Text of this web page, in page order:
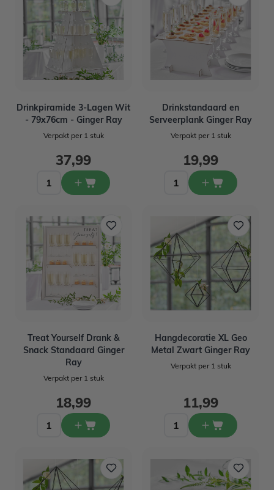
Drinkpiramide 3-Lagen Wit
- 79x76cm - Ginger Ray
Verpakt per 1 stuk
37,99
Drinkstandaard en
Serveerplank Ginger Ray
Verpakt per 1 stuk
19,99
Treat Yourself Drank &
Snack Standaard Ginger
Ray
Verpakt per 1 stuk
18,99
Hangdecoratie XL Geo
Metal Zwart Ginger Ray
Verpakt per 1 stuk
11,99